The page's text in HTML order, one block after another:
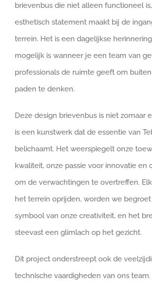
brievenbus die niet alleen functioneel
esthetisch statement maakt bij de
terrein. Het is een dagelijkse
mogelijk is wanneer je een team van
professionals de ruimte geeft om
paden te denken.
Deze design brievenbus is niet zomaar
is een kunstwerk dat de essentie van
belichaamt. Het weerspiegelt onze
kwaliteit, onze passie voor innovatie en
om de verwachtingen te overtreffen.
het terrein oprijden, worden we
symbool van onze creativiteit, en het
steevast een glimlach op het gezicht.
Dit project onderstreept ook de
technische vaardigheden van ons